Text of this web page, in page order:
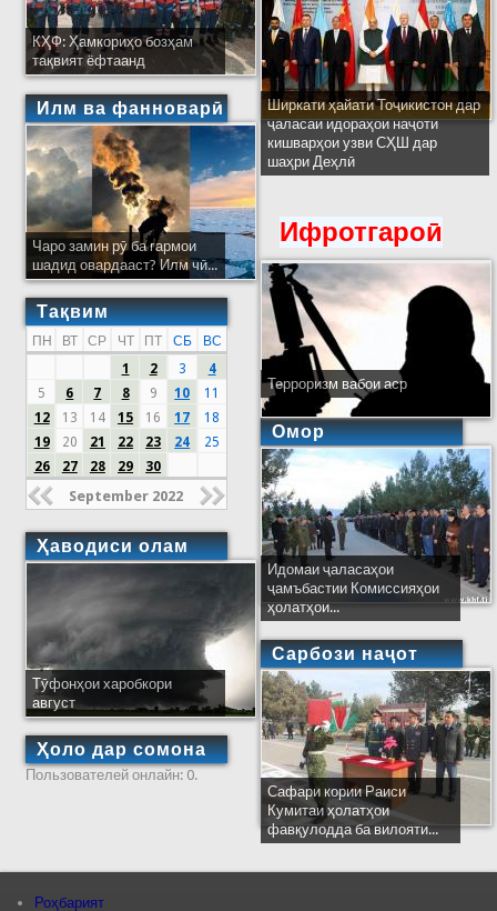
КҲФ: Ҳамкориҳо бозҳам
тақвият ёфтаанд
Илм ва фанноварӣ
Чаро замин рӯ ба гармои
шадид овардааст? Илм чӣ...
Тақвим
ПН ВТ СР ЧТ ПТ СБ
ВС
1
2 3
4
5
6 7 8 9 10
11
12
13 14 15 16 17
18
19
20 21 22 23 24
25
26
27 28 29 30
September 2022
Ҳаводиси олам
Тӯфонҳои харобкори
август
Ҳоло дар сомона
Пользователей онлайн: 0.
Ширкати ҳайати Тоҷикистон дар
ҷаласаи идораҳои наҷоти
кишварҳои узви СҲШ дар
шаҳри Деҳлӣ
Ифротгароӣ
Терроризм вабои аср
Омор
Идомаи ҷаласаҳои
ҷамъбастии Комиссияҳои
ҳолатҳои...
Сарбози наҷот
Сафари кории Раиси
Кумитаи ҳолатҳои
фавқулодда ба вилояти...
Роҳбарият